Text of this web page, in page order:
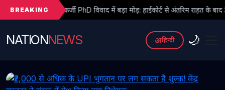
BREAKING
PhD विवाद में बड़ा मोड़: हाईकोर्ट से अंतरिम राहत के बाद 3 असिस्टेंट प्रोफेसरों ने
NATIONNEWS अहिन्दी 🌙